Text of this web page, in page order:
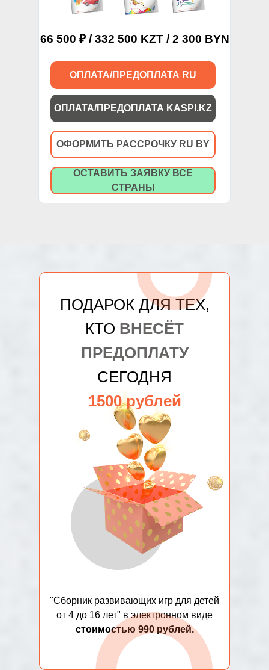
ОПЛАТА/ПРЕДОПЛАТА RU
66 500 ₽ / 332 500 KZT / 2 300 BYN
ОПЛАТА/ПРЕДОПЛАТА KASPI.KZ
ОФОРМИТЬ РАССРОЧКУ RU BY
ОСТАВИТЬ ЗАЯВКУ ВСЕ
СТРАНЫ
ПОДАРОК ДЛЯ ТЕХ,
КТО ВНЕСЁТ
ПРЕДОПЛАТУ
СЕГОДНЯ
1500 рублей
"Сборник развивающих игр для детей
от 4 до 16 лет" в электронном виде
стоимостью 990 рублей.